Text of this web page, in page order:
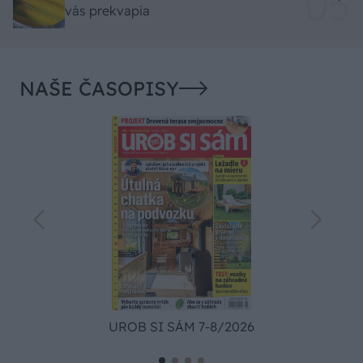
vás prekvapia
NAŠE ČASOPISY
UROB SI SÁM 7-8/2026